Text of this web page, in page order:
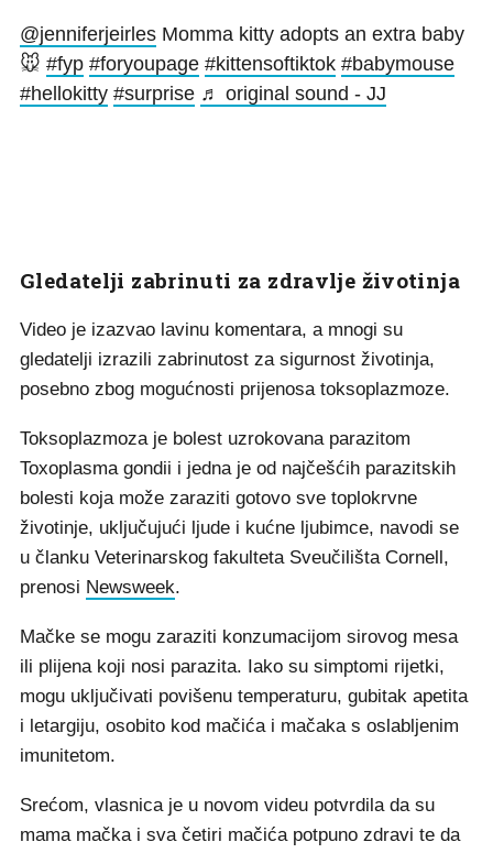
@jenniferjeirles Momma kitty adopts an extra baby
🐭 #fyp #foryoupage #kittensoftiktok #babymouse
#hellokitty #surprise ♬ original sound - JJ
Gledatelji zabrinuti za zdravlje životinja
Video je izazvao lavinu komentara, a mnogi su
gledatelji izrazili zabrinutost za sigurnost životinja,
posebno zbog mogućnosti prijenosa toksoplazmoze.
Toksoplazmoza je bolest uzrokovana parazitom
Toxoplasma gondii i jedna je od najčešćih parazitskih
bolesti koja može zaraziti gotovo sve toplokrvne
životinje, uključujući ljude i kućne ljubimce, navodi se
u članku Veterinarskog fakulteta Sveučilišta Cornell,
prenosi Newsweek.
Mačke se mogu zaraziti konzumacijom sirovog mesa
ili plijena koji nosi parazita. Iako su simptomi rijetki,
mogu uključivati povišenu temperaturu, gubitak apetita
i letargiju, osobito kod mačića i mačaka s oslabljenim
imunitetom.
Srećom, vlasnica je u novom videu potvrdila da su
mama mačka i sva četiri mačića potpuno zdravi te da